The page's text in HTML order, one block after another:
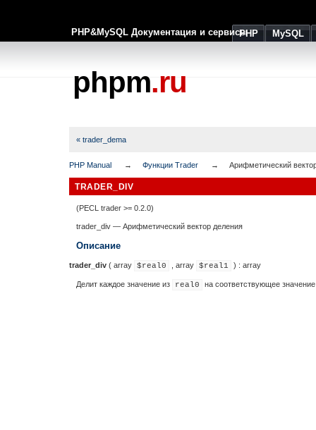
PHP&MySQL Документация и сервисыPHP MySQL
phpm.ru
« trader_dema
PHP Manual Функции Trader Арифметический
TRADER_DIV
(PECL trader >= 0.2.0)
trader_div — Арифметический вектор деления
Описание
trader_div ( array $real0 array $real1 ) : array
Делит каждое значение из real0 на соответствующее